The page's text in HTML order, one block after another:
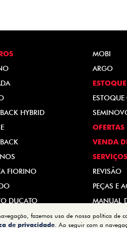
HYBRID
FIORINO
DUCATO
MOBI
ARGO
ESTOQUE
OFERTAS
VENDA
SERVIÇOS
REVISÃO
PEÇAS E
MANUAL
fazemos uso de nossa política de
de privacidade. Ao seguir com a